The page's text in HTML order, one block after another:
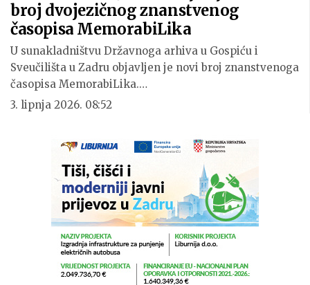
broj dvojezičnog znanstvenog
časopisa MemorabiLika
U sunakladništvu Državnoga arhiva u Gospiću i
Sveučilišta u Zadru objavljen je novi broj znanstvenoga
časopisa MemorabiLika.…
3. lipnja 2026. 08:52